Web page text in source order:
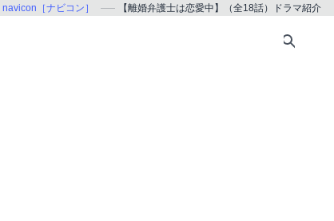
navicon［ナビコン］ 【離婚弁護士は恋愛中】（全18話）ドラマ紹介